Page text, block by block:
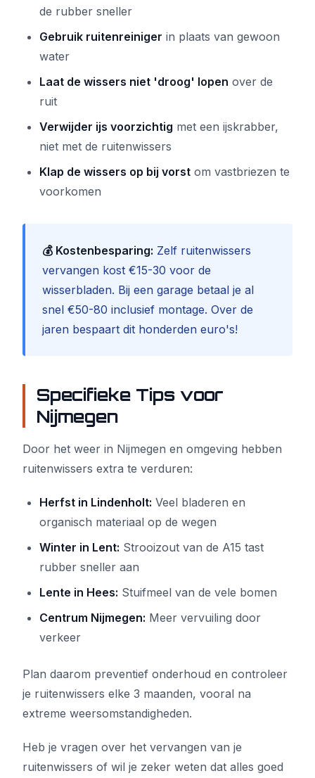
de rubber sneller
Gebruik ruitenreiniger in plaats van gewoon
water
Laat de wissers niet 'droog' lopen over de
ruit
Verwijder ijs voorzichtig met een ijskrabber,
niet met de ruitenwissers
Klap de wissers op bij vorst om vastbriezen te
voorkomen
💰 Kostenbesparing: Zelf ruitenwissers
vervangen kost €15-30 voor de
wisserbladen. Bij een garage betaal je al
snel €50-80 inclusief montage. Over de
jaren bespaart dit honderden euro's!
Specifieke Tips voor
Nijmegen
Door het weer in Nijmegen en omgeving hebben
ruitenwissers extra te verduren:
Herfst in Lindenholt: Veel bladeren en
organisch materiaal op de wegen
Winter in Lent: Strooizout van de A15 tast
rubber sneller aan
Lente in Hees: Stuifmeel van de vele bomen
Centrum Nijmegen: Meer vervuiling door
verkeer
Plan daarom preventief onderhoud en controleer
je ruitenwissers elke 3 maanden, vooral na
extreme weersomstandigheden.
Heb je vragen over het vervangen van je
ruitenwissers of wil je zeker weten dat alles goed